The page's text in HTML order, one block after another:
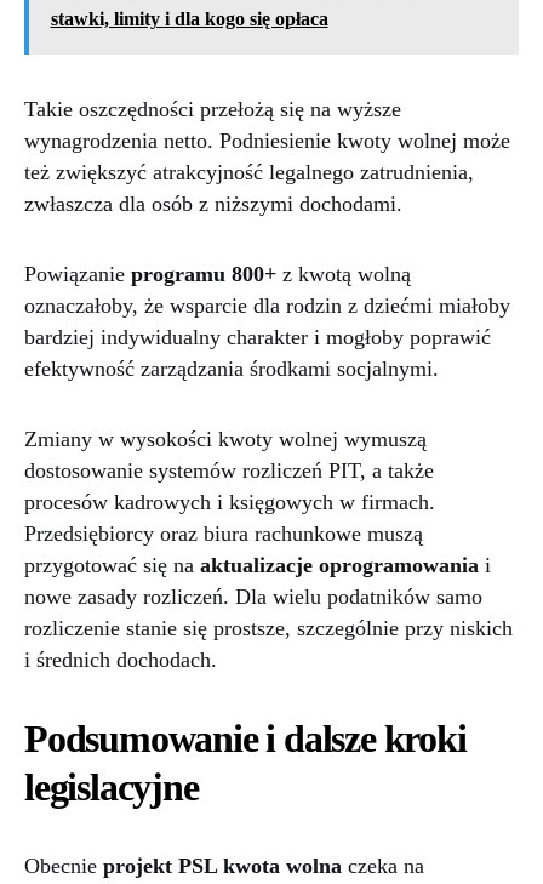
stawki, limity i dla kogo się opłaca
Takie oszczędności przełożą się na wyższe
wynagrodzenia netto. Podniesienie kwoty wolnej może
też zwiększyć atrakcyjność legalnego zatrudnienia,
zwłaszcza dla osób z niższymi dochodami.
Powiązanie programu 800+ z kwotą wolną
oznaczałoby, że wsparcie dla rodzin z dziećmi miałoby
bardziej indywidualny charakter i mogłoby poprawić
efektywność zarządzania środkami socjalnymi.
Zmiany w wysokości kwoty wolnej wymuszą
dostosowanie systemów rozliczeń PIT, a także
procesów kadrowych i księgowych w firmach.
Przedsiębiorcy oraz biura rachunkowe muszą
przygotować się na aktualizacje oprogramowania i
nowe zasady rozliczeń. Dla wielu podatników samo
rozliczenie stanie się prostsze, szczególnie przy niskich
i średnich dochodach.
Podsumowanie i dalsze kroki
legislacyjne
Obecnie projekt PSL kwota wolna czeka na